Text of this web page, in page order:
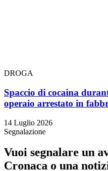
DROGA
Spaccio di cocaina
operaio arrestato in
14 Luglio 2026
Segnalazione
Vuoi segnalare un
Cronaca o una